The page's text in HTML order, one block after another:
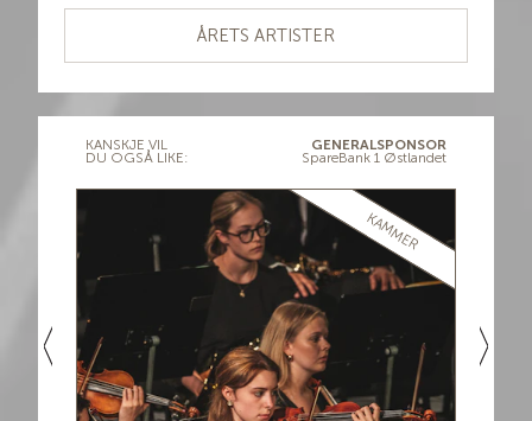
ÅRETS ARTISTER
KANSKJE VIL
DU OGSÅ LIKE:
GENERALSPONSOR
SpareBank 1 Østlandet
KAMMER